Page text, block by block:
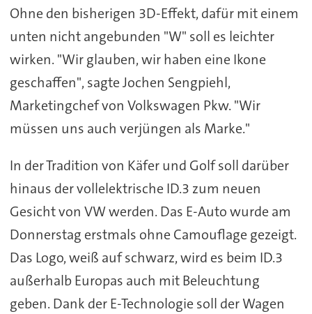
Ohne den bisherigen 3D-Effekt, dafür mit einem
unten nicht angebunden "W" soll es leichter
wirken. "Wir glauben, wir haben eine Ikone
geschaffen", sagte Jochen Sengpiehl,
Marketingchef von Volkswagen Pkw. "Wir
müssen uns auch verjüngen als Marke."
In der Tradition von Käfer und Golf soll darüber
hinaus der vollelektrische ID.3 zum neuen
Gesicht von VW werden. Das E-Auto wurde am
Donnerstag erstmals ohne Camouflage gezeigt.
Das Logo, weiß auf schwarz, wird es beim ID.3
außerhalb Europas auch mit Beleuchtung
geben. Dank der E-Technologie soll der Wagen